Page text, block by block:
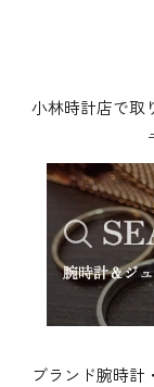
小林時計店で取
ブランド腕時計